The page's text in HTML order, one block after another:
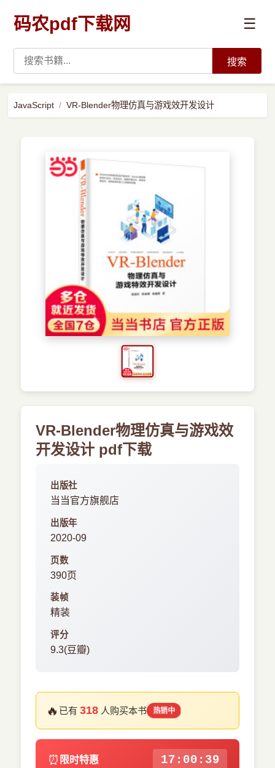
码农pdf下载网 ☰
新兴语言
预订书籍
搜索
JavaScript VR-Blender物理仿真与游戏效开发设计
VR-Blender物理仿真与游戏效
开发设计 pdf下载
出版社
当当官方旗舰店
出版年
2020-09
页数
390页
装帧
精装
评分
9.3(豆瓣)
🔥 已有318 人购买本书 热销中
⏰ 限时特惠 17:00:38